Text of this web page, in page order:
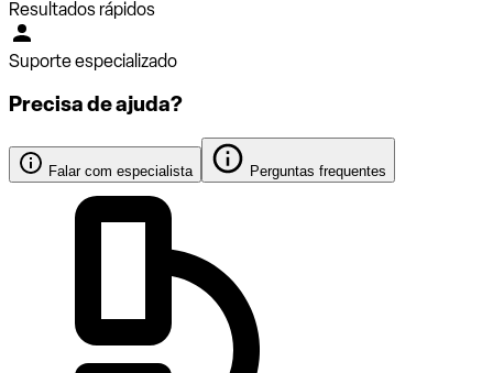
Resultados rápidos
Suporte especializado
Precisa de ajuda?
Falar com especialista Perguntas frequentes